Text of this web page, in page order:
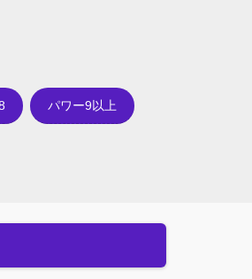
パワー9以上